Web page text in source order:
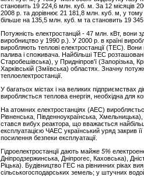
становить 19 224,6 млн. куб. м. За 12 місяців
2008 р. та дорівнює 21 181,8 млн. куб. м, у
більше на 135,5 млн. куб. м та становить 19
Потужність електростанцій - 47 млн. кВт, вони
виробництво у 1990 р.). У 2000 р. в країні
виробляють теплові електростанції (ТЕС). Вони
палива і споживача. Найбільші ТЕС
Старобешівська), у Придніпров'ї (Запорізька,
Харківській (Зміївська) областях. Значну
теплоелектростанції.
У багатьох містах і на великих підприємствах
виробляється теплова енергія, необхідна для
На атомних електростанціях (АЕС)
Рівненська, Південноукраїнська,
стався вибух реактора, що вважається
експлуатацією ЧАЕС український уряд закрив
посилення безпеки експлуатації.
Гідроелектростанції дають майже 5%
Дніпродзержинська, Дніпрогес, Каховська),
Ріцька). Будівництво ГЕС на рівнинних ріках
сільськогосподарських земель; у штучних